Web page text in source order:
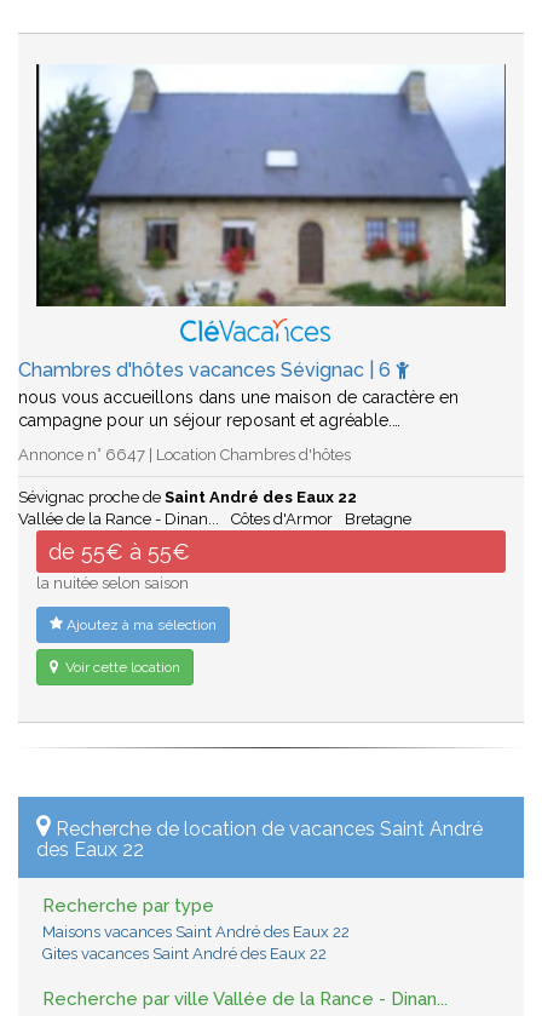
Chambres d'hôtes vacances Sévignac | 6
nous vous accueillons dans une maison de caractère en
campagne pour un séjour reposant et agréable.…
Annonce n° 6647 | Location Chambres d'hôtes
Sévignac proche de Saint André des Eaux 22
Vallée de la Rance - Dinan...
Côtes d'Armor Bretagne
de 55€ à 55€
la nuitée selon saison
Ajoutez à ma sélection
Voir cette location
Recherche de location de vacances Saint André
des Eaux 22
Recherche par type
Maisons vacances Saint André des Eaux 22
Gites vacances Saint André des Eaux 22
Recherche par ville Vallée de la Rance - Dinan...